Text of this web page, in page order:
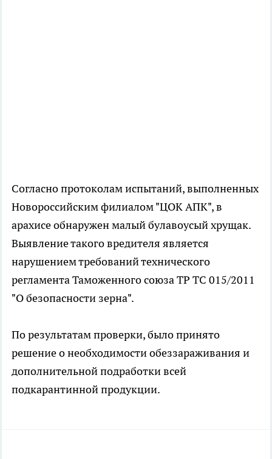
Согласно протоколам испытаний, выполненных
Новороссийским филиалом "ЦОК АПК", в
арахисе обнаружен малый булавоусый хрущак.
Выявление такого вредителя является
нарушением требований технического
регламента Таможенного союза ТР ТС 015/2011
"О безопасности зерна".
По результатам проверки, было принято
решение о необходимости обеззараживания и
дополнительной подработки всей
подкарантинной продукции.